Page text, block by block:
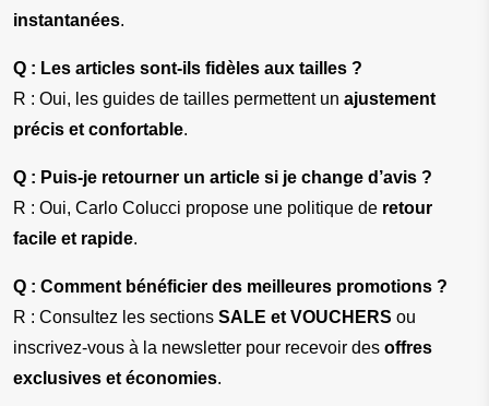
instantanées.
Q : Les articles sont-ils fidèles aux tailles ?
R : Oui, les guides de tailles permettent un ajustement
précis et confortable.
Q : Puis-je retourner un article si je change d’avis ?
R : Oui, Carlo Colucci propose une politique de retour
facile et rapide.
Q : Comment bénéficier des meilleures promotions ?
R : Consultez les sections SALE et VOUCHERS ou
inscrivez-vous à la newsletter pour recevoir des offres
exclusives et économies.